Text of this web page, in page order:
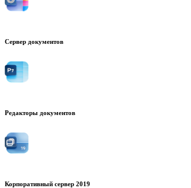
Сервер документов
Редакторы документов
Корпоративный сервер 2019